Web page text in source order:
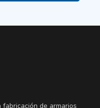
de armarios